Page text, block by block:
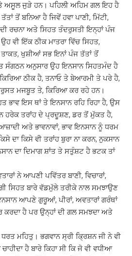
ਅਸੂਲ ਜੁੜੇ ਹਨ। ਪਹਿਲੀ ਅਹਿਮ ਗਲ ਇਹ ਹੈ
ਤੋਂ ਬਨਿਆ ਹੈ ਜਿਵੇਂ ਹਵਾ ਪਾਣੀ, ਮਿੱਟੀ,
ਰਚਨਾ ਅਤੇ ਸਿਹਤ ਤੰਦਰੁਸਤੀ ਇਨ੍ਹਾਂ ਪੰਜ
ਵੀ ਇੱਕ ਠੀਕ ਮਾਤਰਾ ਵਿੱਚ ਸਿਹਤ,
ਤਾਕਤ,ਖੁਸ਼ੀਆਂ ਸਭ ਇਨਾਂ ਪੰਜ ਤੱਤਾਂ ਤੋਂ
ਸੰਗਠਨ ਅਨੁਸਾਰ ਉਹ ਇਨਸਾਨ ਸਿਹਤਮੰਦ ਹੈ
ਕਿਰਿਆ ਠੀਕ ਹੈ, ਤਨਾਓ ਤੇ ਬੇਆਰਮੀ ਤੇ ਪਰੇ ਹੈ,
ਮਜਬੂਤ ਤੇ, ਕਿਰਿਆ ਕਰ ਰਹੇ ਹਨ।
ਭਾਵ ਇਸ ਥਾਂ ਤੇ ਇਨਸਾਨ ਰਹਿ ਰਿਹਾ ਹੈ, ਉਸ
ਹਰੇਕ ਤਰਾਂਹ ਦੇ ਪ੍ਰਦੂਸ਼ਣ, ਡਰ ਤੋਂ ਮੁੱਕਤ ਹੈ,
ਅਤੇ ਭਾਵਨਾਵਾਂ, ਭਾਵ ਇਨਸਾਨਨੂੰ ਧਰਮ
ਦਾ ਕਿਸੇ ਵੀ ਤਰਾਂਹ ਬੁਰਾ ਨਾ ਕਰਨ,ਨੁਕਸਾਨ
ਦਾ ਦਿਮਾਗ ਸ਼ਾਂਤ ਤੇ ਸਤੁੰਸ਼ਟ ਹੈ ਭਟਕ ਤਾਂ
ਨੇ ਆਪਣੀ ਪਵਿੱਤਰਬਾਣੀ, ਵਿਚਾਰਾਂ,
ਸਿਹਤ ਬਾਰੇ ਵੱਡਮੁੱਲੇ ਤਰੀਕੇ ਨਾਲ ਸਮਝਾਉਣ
ਆਪਣੇ ਗੁਰੂਆਂ, ਪੀਰਾਂ, ਅਵਤਾਰਾਂ ਗਰੰਥਾਂ
ਕਰਦਾ ਹੈ ਪਰ ਉਨ੍ਹਾਂ ਦੀ ਗਲ ਸਮਝਦਾ ਅਤੇ
ਧਰਤ ਮਹਿਤੁ। ਭਗਵਾਨ ਸ੍ਰੀ ਕ੍ਰਿਸ਼ਨ ਜੀ ਨੇ ਵੀ
ਹੈ ਬਾਰੇ ਕਿਹਾ ਸੀ ਕਿ ਜੋ ਵੀ ਵਧੀਆ